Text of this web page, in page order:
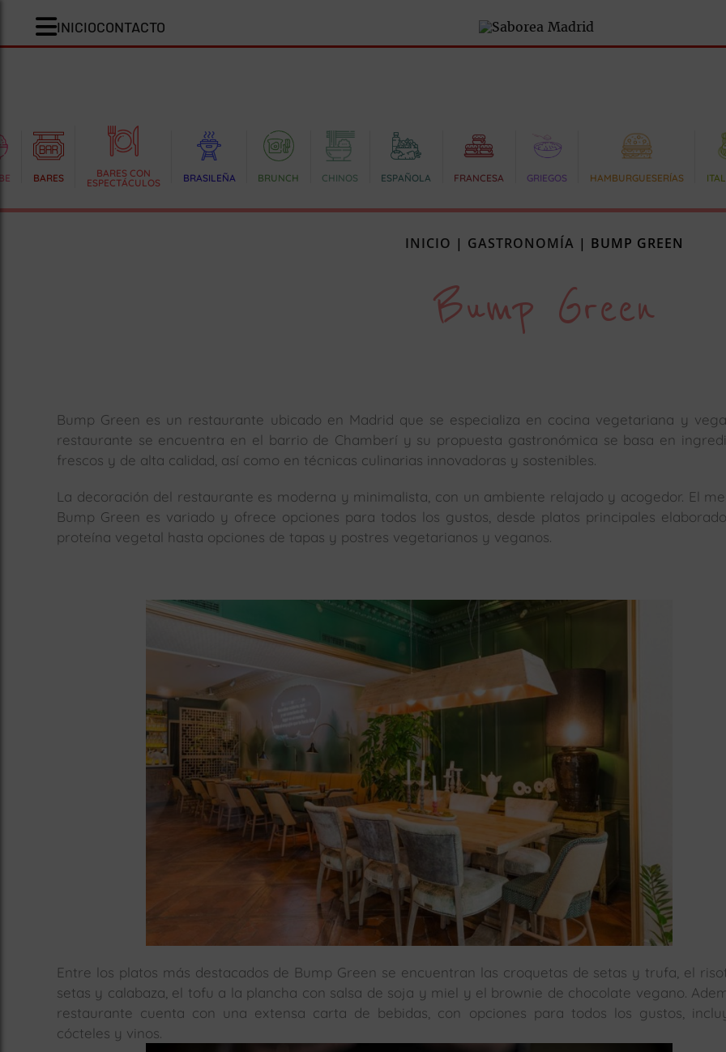
INICIOCONTACTO
BARES
BARES CON
ESPECTÁCULOS
BRASILEÑA BRUNCH CHINOS ESPAÑOLA FRANCESA GRIEGOS HAMBURGUESERÍAS
INICIO | GASTRONOMÍA | BUMP GREEN
Bump Green
Bump Green es un restaurante ubicado en Madrid que se especializa en cocina vegetariana y
restaurante se encuentra en el barrio de Chamberí y su propuesta gastronómica se basa en
frescos y de alta calidad, así como en técnicas culinarias innovadoras y sostenibles.
La decoración del restaurante es moderna y minimalista, con un ambiente relajado y acogedor. El
Bump Green es variado y ofrece opciones para todos los gustos, desde platos principales
proteína vegetal hasta opciones de tapas y postres vegetarianos y veganos.
Entre los platos más destacados de Bump Green se encuentran las croquetas de setas y trufa, el
setas y calabaza, el tofu a la plancha con salsa de soja y miel y el brownie de chocolate vegano.
restaurante cuenta con una extensa carta de bebidas, con opciones para todos los gustos,
cócteles y vinos.